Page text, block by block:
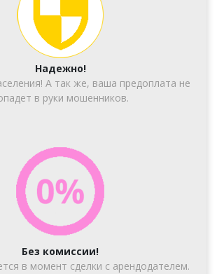
Надежно!
А так же, ваша предоплата не
в руки мошенников.
Без комиссии!
в момент сделки с арендодателем.